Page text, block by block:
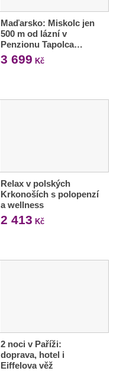
Maďarsko: Miskolc jen
500 m od lázní v
Penzionu Tapolca…
3 699 Kč
Relax v polských
Krkonoších s polopenzí
a wellness
2 413 Kč
2 noci v Paříži:
doprava, hotel i
Eiffelova věž